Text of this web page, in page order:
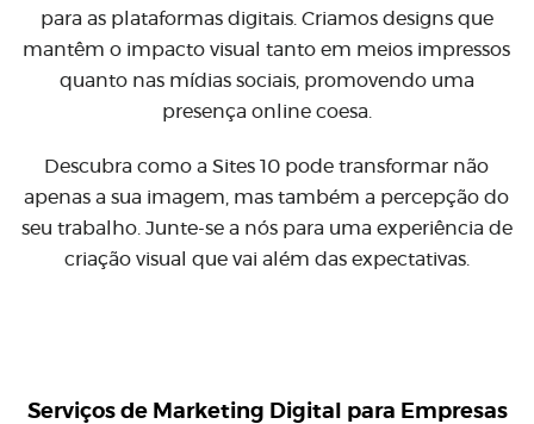
para as plataformas digitais. Criamos designs que
mantêm o impacto visual tanto em meios impressos
quanto nas mídias sociais, promovendo uma
presença online coesa.
Descubra como a Sites 10 pode transformar não
apenas a sua imagem, mas também a percepção do
seu trabalho. Junte-se a nós para uma experiência de
criação visual que vai além das expectativas.
Serviços de Marketing Digital para Empresas